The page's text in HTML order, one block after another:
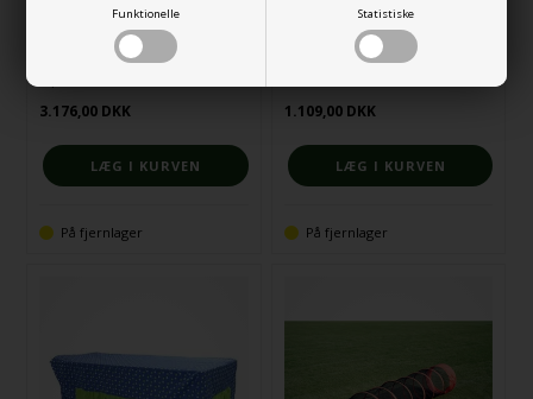
Funktionelle Statistiske
3.176,00 DKK
På fjernlager
1.109,00 DKK
På fjernlager